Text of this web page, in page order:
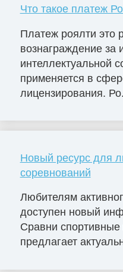
Что такое платеж
Платеж роялти это
вознаграждение за
интеллектуальной
применяется в
лицензирования.
Новый ресурс для
соревнований
Любителям
доступен новый
Сравни
предлагает